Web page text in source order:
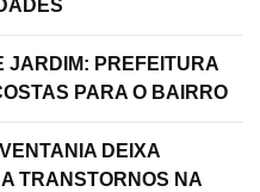
JARDIM: PREFEITURA
PARA O BAIRRO
DEIXA
TRANSTORNOS NA